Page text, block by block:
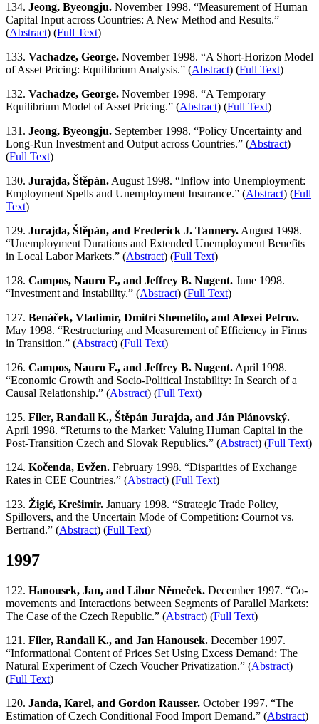
134. Jeong, Byeongju. November 1998. “Measurement of Human
Capital Input across Countries: A New Method and Results.”
(Abstract) (Full Text)
133. Vachadze, George. November 1998. “A Short-Horizon Model
of Asset Pricing: Equilibrium Analysis.” (Abstract) (Full Text)
132. Vachadze, George. November 1998. “A Temporary
Equilibrium Model of Asset Pricing.” (Abstract) (Full Text)
131. Jeong, Byeongju. September 1998. “Policy Uncertainty and
Long-Run Investment and Output across Countries.” (Abstract)
(Full Text)
130. Jurajda, Štěpán. August 1998. “Inflow into Unemployment:
Employment Spells and Unemployment Insurance.” (Abstract) (Full
Text)
129. Jurajda, Štěpán, and Frederick J. Tannery. August 1998.
“Unemployment Durations and Extended Unemployment Benefits
in Local Labor Markets.” (Abstract) (Full Text)
128. Campos, Nauro F., and Jeffrey B. Nugent. June 1998.
“Investment and Instability.” (Abstract) (Full Text)
127. Benáček, Vladimír, Dmitri Shemetilo, and Alexei Petrov.
May 1998. “Restructuring and Measurement of Efficiency in Firms
in Transition.” (Abstract) (Full Text)
126. Campos, Nauro F., and Jeffrey B. Nugent. April 1998.
“Economic Growth and Socio-Political Instability: In Search of a
Causal Relationship.” (Abstract) (Full Text)
125. Filer, Randall K., Štěpán Jurajda, and Ján Plánovský.
April 1998. “Returns to the Market: Valuing Human Capital in the
Post-Transition Czech and Slovak Republics.” (Abstract) (Full Text)
124. Kočenda, Evžen. February 1998. “Disparities of Exchange
Rates in CEE Countries.” (Abstract) (Full Text)
123. Žigić, Krešimir. January 1998. “Strategic Trade Policy,
Spillovers, and the Uncertain Mode of Competition: Cournot vs.
Bertrand.” (Abstract) (Full Text)
1997
122. Hanousek, Jan, and Libor Němeček. December 1997. “Co-
movements and Interactions between Segments of Parallel Markets:
The Case of the Czech Republic.” (Abstract) (Full Text)
121. Filer, Randall K., and Jan Hanousek. December 1997.
“Informational Content of Prices Set Using Excess Demand: The
Natural Experiment of Czech Voucher Privatization.” (Abstract)
(Full Text)
120. Janda, Karel, and Gordon Rausser. October 1997. “The
Estimation of Czech Conditional Food Import Demand.” (Abstract)